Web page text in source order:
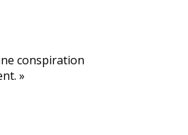
conspiration
»